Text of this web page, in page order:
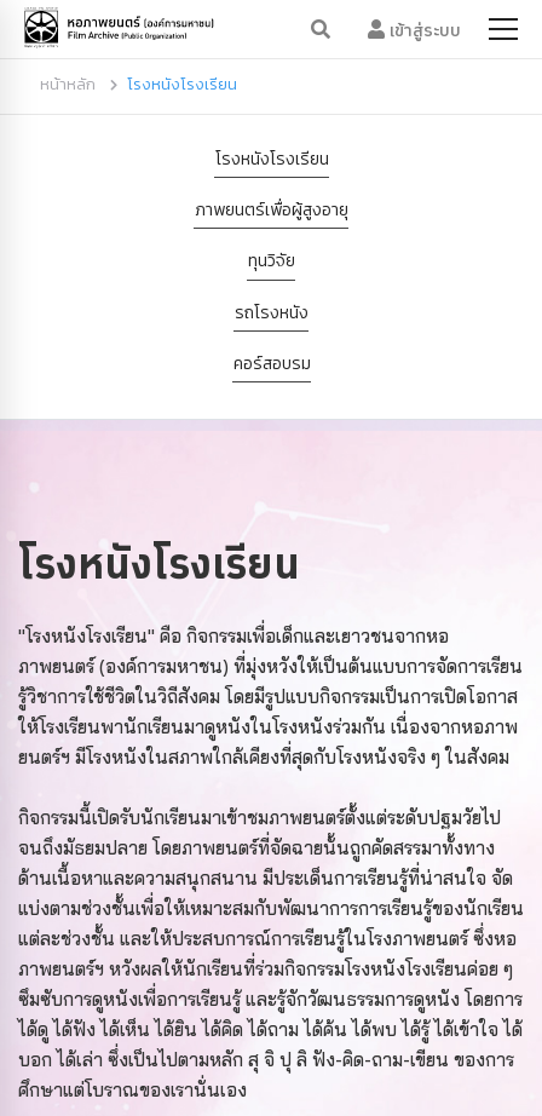
เข้าสู่ระบบ
หน้าหลัก โรงหนังโรงเรียน
โรงหนังโรงเรียน
ภาพยนตร์เพื่อผู้สูงอายุ
ทุนวิจัย
รถโรงหนัง
คอร์สอบรม
โรงหนังโรงเรียน
"โรงหนังโรงเรียน" คือ กิจกรรมเพื่อเด็กและเยาวชนจากหอ
ภาพยนตร์ (องค์การมหาชน) ที่มุ่งหวังให้เป็นต้นแบบการจัดการเรียน
รู้วิชาการใช้ชีวิตในวิถีสังคม โดยมีรูปแบบกิจกรรมเป็นการเปิดโอกาส
ให้โรงเรียนพานักเรียนมาดูหนังในโรงหนังร่วมกัน เนื่องจากหอภาพ
ยนตร์ฯ มีโรงหนังในสภาพใกล้เคียงที่สุดกับโรงหนังจริง ๆ ในสังคม
กิจกรรมนี้เปิดรับนักเรียนมาเข้าชมภาพยนตร์ตั้งแต่ระดับปฐมวัยไป
จนถึงมัธยมปลาย โดยภาพยนตร์ที่จัดฉายนั้นถูกคัดสรรมาทั้งทาง
ด้านเนื้อหาและความสนุกสนาน มีประเด็นการเรียนรู้ที่น่าสนใจ จัด
แบ่งตามช่วงชั้นเพื่อให้เหมาะสมกับพัฒนาการการเรียนรู้ของนักเรียน
แต่ละช่วงชั้น และให้ประสบการณ์การเรียนรู้ในโรงภาพยนตร์ ซึ่งหอ
ภาพยนตร์ฯ หวังผลให้นักเรียนที่ร่วมกิจกรรมโรงหนังโรงเรียนค่อย ๆ
ซึมซับการดูหนังเพื่อการเรียนรู้ และรู้จักวัฒนธรรมการดูหนัง โดยการ
ได้ดู ได้ฟัง ได้เห็น ได้ยิน ได้คิด ได้ถาม ได้ค้น ได้พบ ได้รู้ ได้เข้าใจ ได้
บอก ได้เล่า ซึ่งเป็นไปตามหลัก สุ จิ ปุ ลิ ฟัง-คิด-ถาม-เขียน ของการ
ศึกษาแต่โบราณของเรานั่นเอง